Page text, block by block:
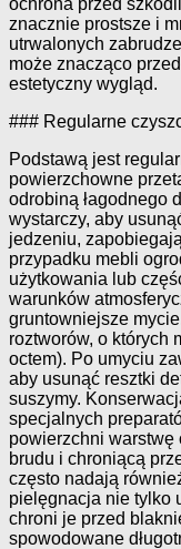
znacznie prostsze i
utrwalonych
może znacząco
estetyczny wygląd.
### Regularne
Podstawą jest
powierzchowne
odrobiną łagodnego
wystarczy, aby
jedzeniu,
przypadku mebli
użytkowania lub
warunków
gruntowniejsze
roztworów, o których
octem). Po umyciu
aby usunąć resztki
suszymy.
specjalnych
powierzchni
brudu i chroniącą
często nadają
pielęgnacja nie tylko
chroni je przed
spowodowane